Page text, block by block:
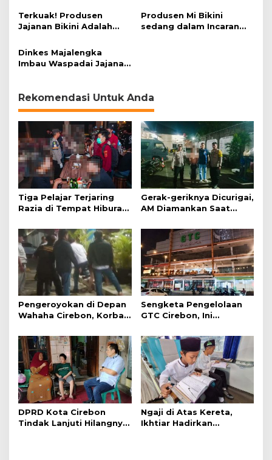
Terkuak! Produsen
Jajanan Bikini Adalah
Produsen Mi Bikini
sedang dalam Incaran
Dinkes Majalengka
Imbau Waspadai Jajanan
Rekomendasi Untuk Anda
Tiga Pelajar Terjaring
Razia di Tempat Hiburan
Gerak-geriknya Dicurigai,
AM Diamankan Saat
Pengeroyokan di Depan
Wahaha Cirebon, Korban
Polisi
Sengketa Pengelolaan
GTC Cirebon, Ini
Simanjuntak
DPRD Kota Cirebon
Tindak Lanjuti Hilangnya
Ngaji di Atas Kereta,
Ikhtiar Hadirkan